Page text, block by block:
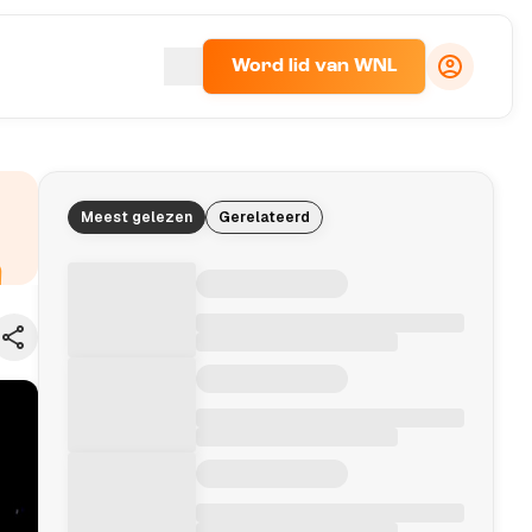
Word lid van WNL
Meest gelezen Gerelateerd